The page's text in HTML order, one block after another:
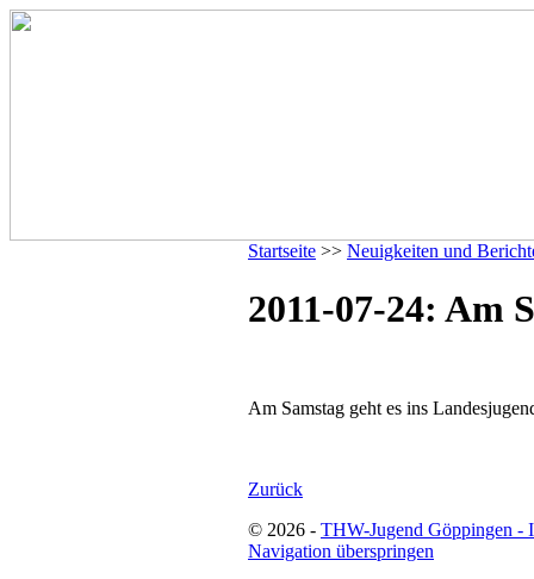
Startseite >> Neuigkeiten und
2011-07-24: Am
Am Samstag geht es ins
Zurück
© 2026 - THW-Jugend Göppingen -
Navigation überspringen